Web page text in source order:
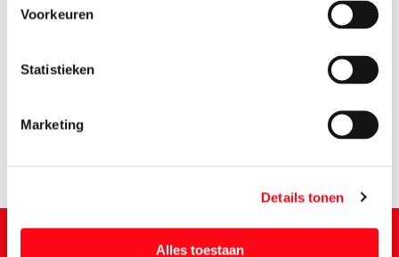
Voorkeuren
Statistieken
Marketing
Details tonen
Alles toestaan
1.05